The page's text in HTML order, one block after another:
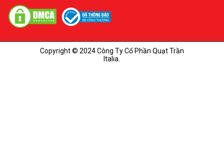
Copyright © 2024 Công Ty Cổ Phần Quạt Trần
Italia.